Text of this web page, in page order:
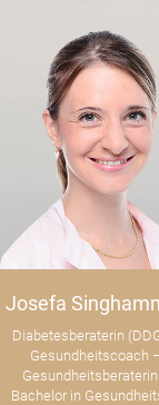
Josefa
Diabetesberaterin
Gesundheitscoach
Bachelor in